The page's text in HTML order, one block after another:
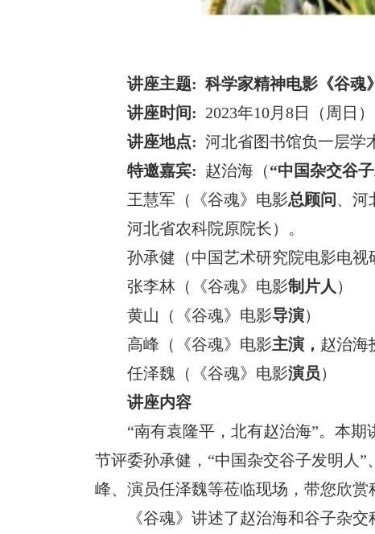
讲座主题: 科学家精神电影《谷魂》
讲座时间: 2023年10月8日（周日
讲座地点: 河北省图书馆负一层学
特邀嘉宾: 赵治海（“中国杂交谷子
王慧军（《谷魂》电影总顾问 、河
河北省农科院原院长）。
孙承健（中国艺术研究院电影电视
张李林（《谷魂》电影制片人 ）
黄山（《谷魂》电影导演）
高峰（《谷魂》电影主演， 赵治海
任泽魏（《谷魂》电影演员）
讲座内容
“南有袁隆平，北有赵治海”。本
节评委孙承健，“中国杂交谷子发明人
峰、演员任泽魏等莅临现场，带您欣赏
《谷魂》讲述了赵治海和谷子杂